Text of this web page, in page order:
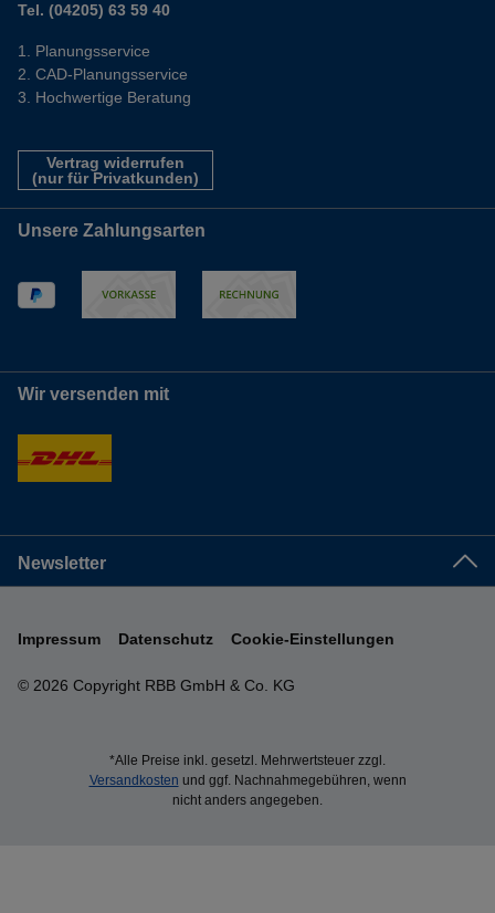
Tel. (04205) 63 59 40
Planungsservice
CAD-Planungsservice
Hochwertige Beratung
Vertrag widerrufen
(nur für Privatkunden)
Unsere Zahlungsarten
Wir versenden mit
Newsletter
© 2026 Copyright RBB GmbH & Co. KG
Impressum Datenschutz Cookie-Einstellungen
*Alle Preise inkl. gesetzl. Mehrwertsteuer zzgl.
Versandkosten und ggf. Nachnahmegebühren, wenn
nicht anders angegeben.